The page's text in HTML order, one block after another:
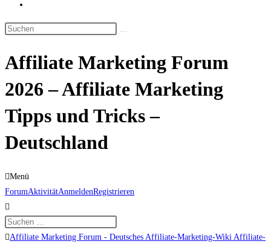
umschalten
Diese
durchsuchen
Affiliate Marketing Forum
2026 – Affiliate Marketing
Tipps und Tricks –
Deutschland
Menü
Forum-
Navigation
ForumAktivitätAnmeldenRegistrieren
Forum-
Affiliate Marketing Forum - Deutsches Affiliate-Marketing-Wiki Affiliate-